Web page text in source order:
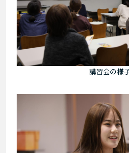
講習会の様